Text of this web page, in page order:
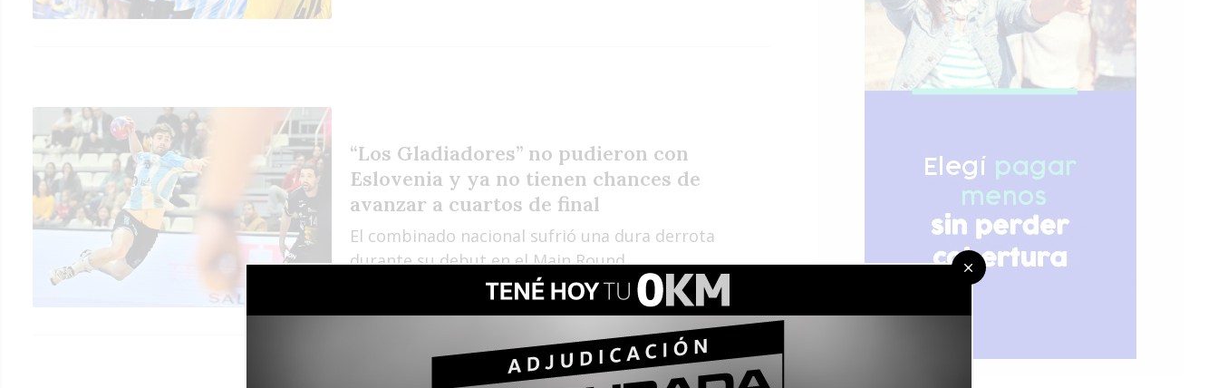
“Los Gladiadores” no pudieron con
Eslovenia y ya no tienen chances de
avanzar a cuartos de final
El combinado nacional sufrió una dura derrota
durante su debut en el Main Round.